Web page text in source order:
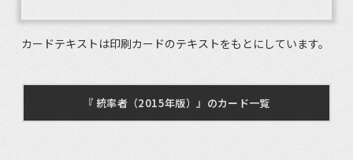
カードテキストは印刷カードのテキストをもとにしています。
『 統率者（2015年版）』のカード一覧